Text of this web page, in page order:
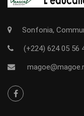
Sonfonia,
(+224) 624 05 56